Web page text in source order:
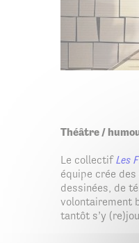
Théâtre /
Le collectifLes
équipe crée
dessinées, de
volontairement
tantôt s’y